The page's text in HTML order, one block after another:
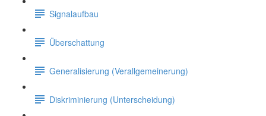
Signalaufbau
Überschattung
Generalisierung (Verallgemeinerung)
Diskriminierung (Unterscheidung)